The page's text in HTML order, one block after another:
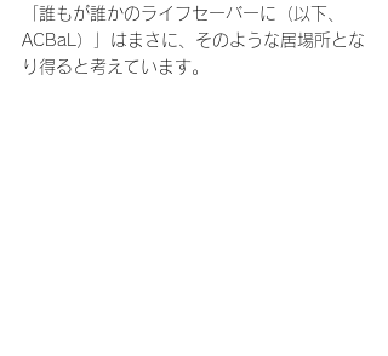
「誰もが誰かのライフセーバーに（以下、
ACBaL）」はまさに、そのような居場所とな
り得ると考えています。